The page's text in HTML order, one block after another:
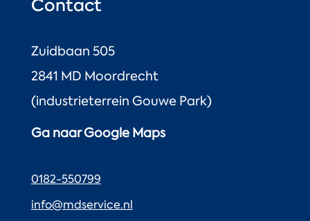
Contact
Zuidbaan 505
2841 MD Moordrecht
(industrieterrein Gouwe Park)
Ga naar Google Maps
0182-550799
info@mdservice.nl